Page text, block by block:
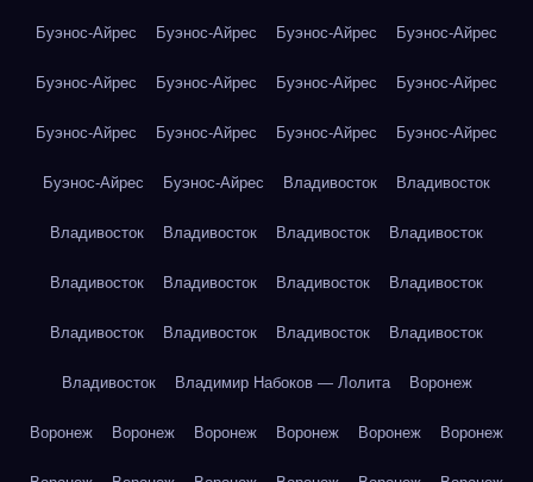
Буэнос-Айрес Буэнос-Айрес Буэнос-Айрес Буэнос-Айрес
Буэнос-Айрес Буэнос-Айрес Буэнос-Айрес Буэнос-Айрес
Буэнос-Айрес Буэнос-Айрес Буэнос-Айрес Буэнос-Айрес
Буэнос-Айрес Буэнос-Айрес Владивосток Владивосток
Владивосток Владивосток Владивосток Владивосток
Владивосток Владивосток Владивосток Владивосток
Владивосток Владивосток Владивосток Владивосток
Владивосток Владимир Набоков — Лолита Воронеж
Воронеж Воронеж Воронеж Воронеж Воронеж Воронеж